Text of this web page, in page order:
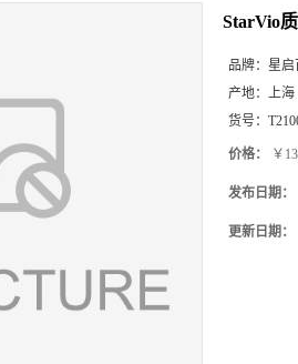
StarVio
品牌： 星启
产地： 上海
货号：
价格： ￥
发布日期：
更新日期：